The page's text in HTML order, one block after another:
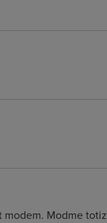
modem. Modme totiz